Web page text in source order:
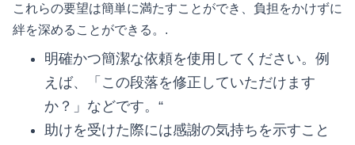
これらの要望は簡単に満たすことができ、負担をかけずに
絆を深めることができる。.
明確かつ簡潔な依頼を使用してください。例
えば、「この段落を修正していただけます
か？」などです。“
助けを受けた際には感謝の気持ちを示すこと